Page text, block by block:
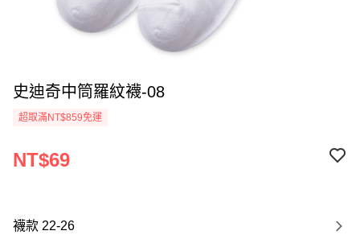
史迪奇中筒羅紋襪-08
超取滿NT$859免運
NT$69
襪款 22-26